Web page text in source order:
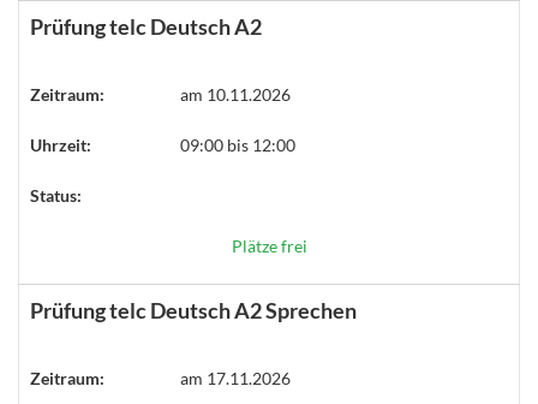
Prüfung telc Deutsch A2
Zeitraum: am 10.11.2026
Uhrzeit: 09:00 bis 12:00
Status:
Plätze frei
Prüfung telc Deutsch A2 Sprechen
Zeitraum: am 17.11.2026